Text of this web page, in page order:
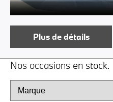
Plus de détails
Nos occasions en stock.